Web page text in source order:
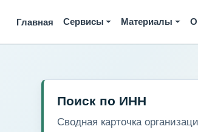
Главная Сервисы Материалы О
Поиск по ИНН
Сводная карточка